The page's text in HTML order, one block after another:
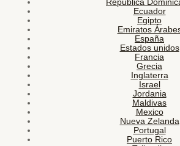
República
Ecuador
Egipto
Emiratos
España
Estados unidos
Francia
Grecia
Inglaterra
Israel
Jordania
Maldivas
Mexico
Nueva Zelanda
Portugal
Puerto Rico